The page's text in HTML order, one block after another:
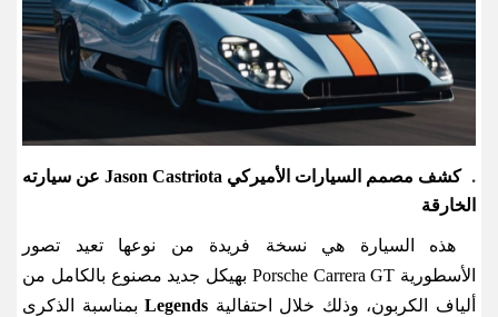
. كشف مصمم السيارات الأميركي
عن سيارته
الخارقة
هذه السيارة هي نسخة فريدة من نوعها تعيد تصور
الأسطورية
بهيكل جديد مصنوع بالكامل من
ألياف الكربون، وذلك خلال احتفالية Legends بمناسبة الذكرى